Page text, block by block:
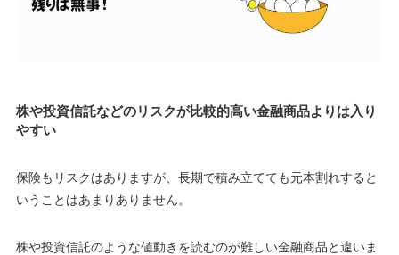
株や投資信託などのリスクが比較的高い金融商品よりは入り
やすい
保険もリスクはありますが、長期で積み立てても元本割れすると
いうことはあまりありません。
株や投資信託のような値動きを読むのが難しい金融商品と違いま